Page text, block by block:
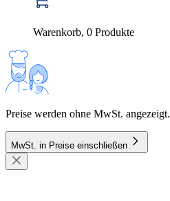
Warenkorb, 0 Produkte
Preise werden ohne MwSt. angezeigt.
MwSt. in Preise einschließen